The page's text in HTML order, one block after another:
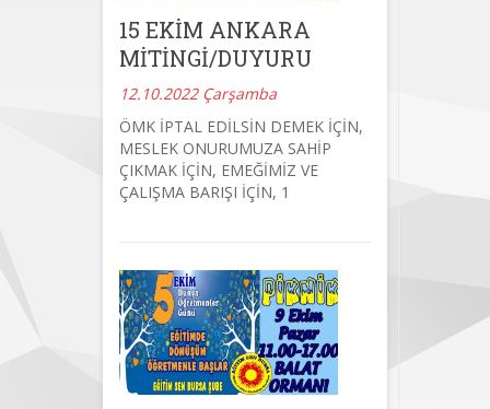
15 EKİM ANKARA
MİTİNGİ/DUYURU
12.10.2022 Çarşamba
ÖMK İPTAL EDİLSİN DEMEK İÇİN,
MESLEK ONURUMUZA SAHİP
ÇIKMAK İÇİN, EMEĞİMİZ VE
ÇALIŞMA BARIŞI İÇİN, 1